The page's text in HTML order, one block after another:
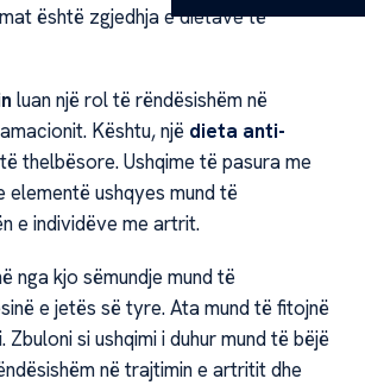
është zgjedhja e dietave të
luan një rol të rëndësishëm në
Kështu, një dieta anti-
thelbësore. Ushqime të pasura me
elementë ushqyes mund të
e individëve me artrit.
nga kjo sëmundje mund të
e jetës së tyre. Ata mund të fitojnë
Zbuloni si ushqimi i duhur mund të bëjë
në trajtimin e artritit dhe